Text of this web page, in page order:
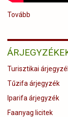
Tovább
Gáborral
M5
TV
2021/9.
adás
Turisztikai
Tűzifa árjegyzék
Iparifa árjegyzék
Faanyag licitek